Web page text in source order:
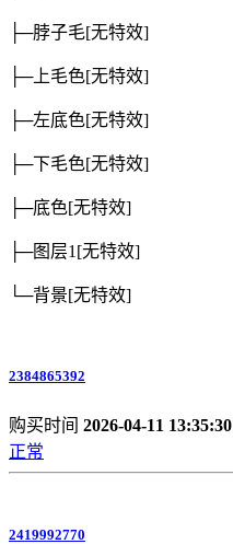
├─脖子毛[无特效]
├─上毛色[无特效]
├─左底色[无特效]
├─下毛色[无特效]
├─底色[无特效]
├─图层1 [无特效]
└─背景[无特效]
2384865392
购买时间 2026-04-11 13:35:30
正常
2419992770